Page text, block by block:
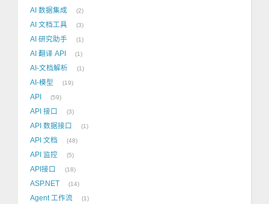
AI 数据集成 2
AI 文档工具 3
AI 研究助手 1
AI 翻译 API 1
AI-文档解析 1
AI-模型 19
API 59
API 接口 3
API 数据接口 1
API 文档 48
API 监控 5
API接口 18
ASP.NET 14
Agent 工作流 1